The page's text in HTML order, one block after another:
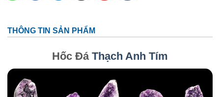
THÔNG TIN SẢN PHẨM
Hốc Đá Thạch Anh Tím